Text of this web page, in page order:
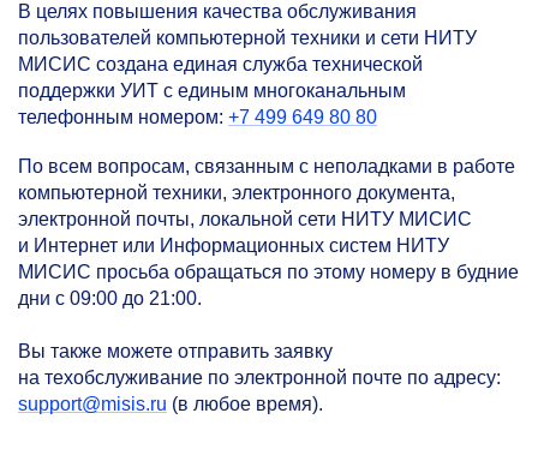
В целях повышения качества обслуживания
пользователей компьютерной техники и сети НИТУ
МИСИС создана единая служба технической
поддержки УИТ с единым многоканальным
телефонным номером: +7 499 649 80 80
По всем вопросам, связанным с неполадками в работе
компьютерной техники, электронного документа,
электронной почты, локальной сети НИТУ МИСИС
и Интернет или Информационных систем НИТУ
МИСИС просьба обращаться по этому номеру в будние
дни с 09:00 до 21:00.
Вы также можете отправить заявку
на техобслуживание по электронной почте по адресу:
support@misis.ru (в любое время).